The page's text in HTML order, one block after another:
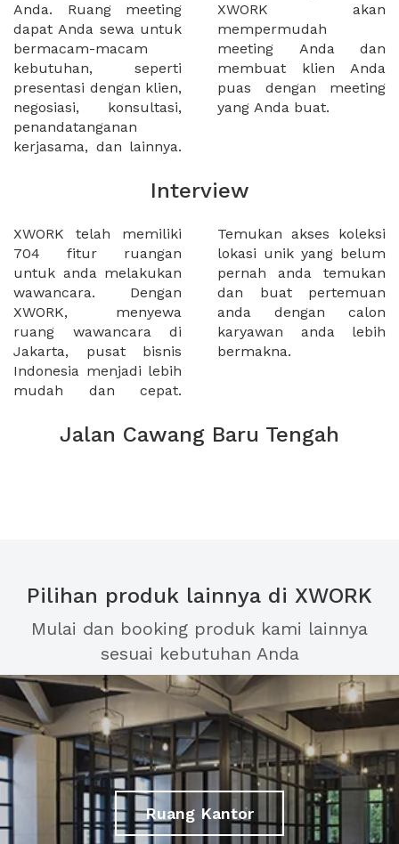
Anda. Ruang meeting
dapat Anda sewa untuk
bermacam-macam
kebutuhan, seperti
presentasi dengan klien,
negosiasi, konsultasi,
penandatanganan
kerjasama, dan lainnya.
XWORK akan
mempermudah
meeting Anda dan
membuat klien Anda
puas dengan meeting
yang Anda buat.
Interview
XWORK telah memiliki
704 fitur ruangan
untuk anda melakukan
wawancara. Dengan
XWORK, menyewa
ruang wawancara di
Jakarta, pusat bisnis
Indonesia menjadi lebih
mudah dan cepat.
Temukan akses koleksi
lokasi unik yang belum
pernah anda temukan
dan buat pertemuan
anda dengan calon
karyawan anda lebih
bermakna.
Jalan Cawang Baru Tengah
Pilihan produk lainnya di XWORK
Mulai dan booking produk kami lainnya
sesuai kebutuhan Anda
Ruang Kantor